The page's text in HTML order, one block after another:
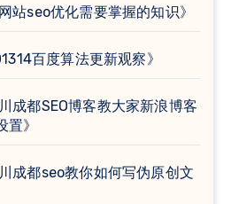
站seo优化需要掌握的知识》
百度算法更新观察》
成都SEO博客教大家新浪博客
置》
成都seo教你如何写伪原创文